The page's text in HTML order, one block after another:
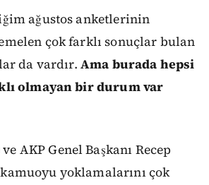
ağustos anketlerinin
çok farklı sonuçlar bulan
da vardır. Ama burada hepsi
olmayan bir durum var
AKP Genel Başkanı Recep
yoklamalarını çok